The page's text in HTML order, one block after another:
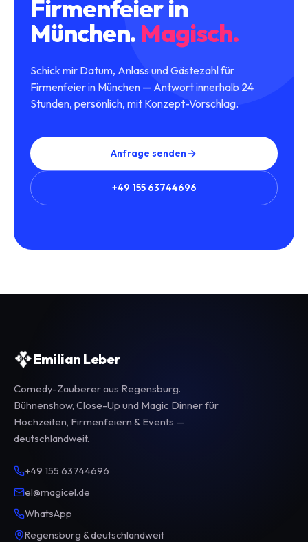
Firmenfeierin
München. Magisch.
Schick mir Datum, Anlass und Gästezahl für
Firmenfeier in München — Antwort innerhalb 24
Stunden, persönlich, mit Konzept-Vorschlag.
Anfrage senden
+49 155 63744696
Emilian Leber
Comedy-Zauberer aus Regensburg.
Bühnenshow, Close-Up und Magic Dinner für
Hochzeiten, Firmenfeiern & Events —
deutschlandweit.
+49 155 63744696
el@magicel.de
WhatsApp
Regensburg & deutschlandweit